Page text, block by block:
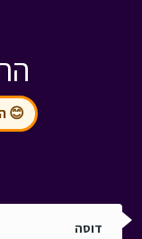
😊
דוסה